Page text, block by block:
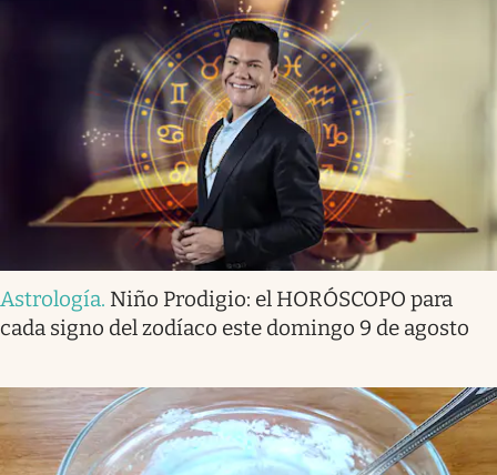
Astrología. Niño Prodigio: el HORÓSCOPO para
cada signo del zodíaco este domingo 9 de agosto